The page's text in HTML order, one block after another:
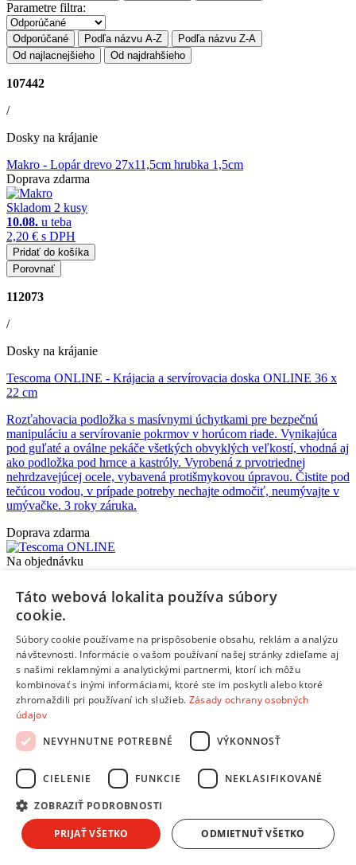
Parametre filtra:
Odporúčané Podľa názvu A-Z
Podľa názvu Z-A
Od najlacnejšieho
Od najdrahšieho
107442
/
Dosky na krájanie
Makro - Lopár drevo 27x11,5cm hrubka 1,5cm
Doprava zdarma
Skladom 2 kusy
10.08. u teba
2,20 € s DPH
Pridať do košíka
Porovnať
112073
/
Dosky na krájanie
Tescoma ONLINE - Krájacia a servírovacia doska ONLINE 36 x
22 cm
Rozťahovacia podložka s masívnymi úchytkami pre bezpečnú
manipuláciu a servírovanie pokrmov v horúcom riade. Vynikajúca
pod guľaté a oválne pekáče všetkých obvyklých veľkostí, vhodná aj
ako podložka pod hrnce a kastróly. Vyrobená z prvotriednej
nehrdzavejúcej ocele, vybavená protišmykovou úpravou. Čistite pod
tečúcou vodou, v prípade potreby nechajte odmočiť, neumývajte v
umývačke. 3 roky záruka.
Doprava zdarma
Na objednávku
Zľava Klubu:
Bežná cena: -2,28 €
Pridať do košíka
Porovnať
111767
Dosky na krájanie
Tescoma PRESTO
- Krájacia doska PRESTO 26 x 16 cm
každodenné intenzívne požitie. Vyrobená z prvotriedneho odolného
plastu, vrchná strana s drážkou pre zachytávanie nečistôt a tekutín.
Netupí ostrie nožov. Vhodná do umývačky. 3 roky záruka.
Doprava zdarma
Posledné kusy
Táto webová lokalita používa súbory
cookie.
Súbory cookie používame na prispôsobenie obsahu, reklám a analýzu
návštevnosti. Informácie o vašom používaní našej stránky zdieľame aj
s našimi reklamnými a analytickými partnermi, ktorí ich môžu
kombinovať s inými informáciami, ktoré ste im poskytli alebo ktoré
zhromaždili pri používaní ich služieb. Zásady ochrany osobných
údajov
NEVYHNUTNE POTREBNÉ
VÝKONNOSŤ
CIELENIE FUNKCIE NEKLASIFIKOVANÉ
ZOBRAZIŤ PODROBNOSTI
PRIJAŤ VŠETKO ODMIETNUŤ VŠETKO